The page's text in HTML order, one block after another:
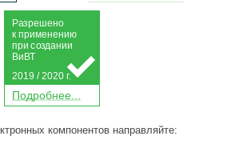
Подробнее...
Разрешено
к применению
присоздании
Ви ВТ
2019 / 2020 г.
компонентов направляйте: